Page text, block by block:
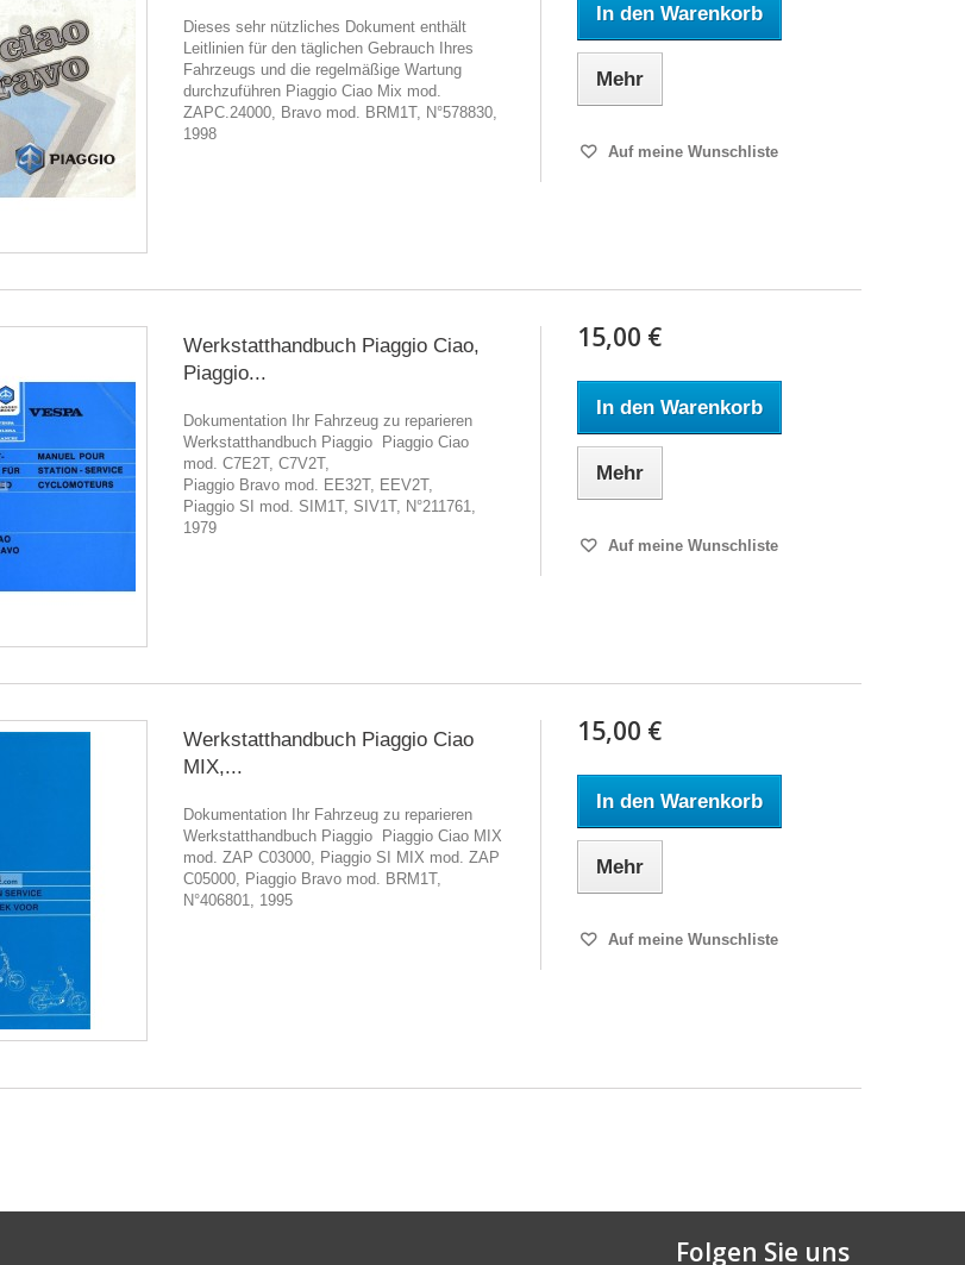
Dieses sehr nützliches Dokument enthält
Leitlinien für den täglichen Gebrauch Ihres
Fahrzeugs und die regelmäßige Wartung
durchzuführen Piaggio Ciao Mix mod.
ZAPC.24000, Bravo mod. BRM1T, N°578830,
1998
In den Warenkorb
Mehr
Auf meine Wunschliste
Werkstatthandbuch Piaggio Ciao,
Piaggio...
Dokumentation Ihr Fahrzeug zu reparieren
Werkstatthandbuch Piaggio Piaggio Ciao
mod. C7E2T, C7V2T,
Piaggio Bravo mod. EE32T, EEV2T,
Piaggio SI mod. SIM1T, SIV1T, N°211761,
1979
15,00 €
In den Warenkorb
Mehr
Auf meine Wunschliste
Werkstatthandbuch Piaggio Ciao
MIX,...
Dokumentation Ihr Fahrzeug zu reparieren
Werkstatthandbuch Piaggio Piaggio Ciao MIX
mod. ZAP C03000, Piaggio SI MIX mod. ZAP
C05000, Piaggio Bravo mod. BRM1T,
N°406801, 1995
15,00 €
In den Warenkorb
Mehr
Auf meine Wunschliste
Folgen Sie uns